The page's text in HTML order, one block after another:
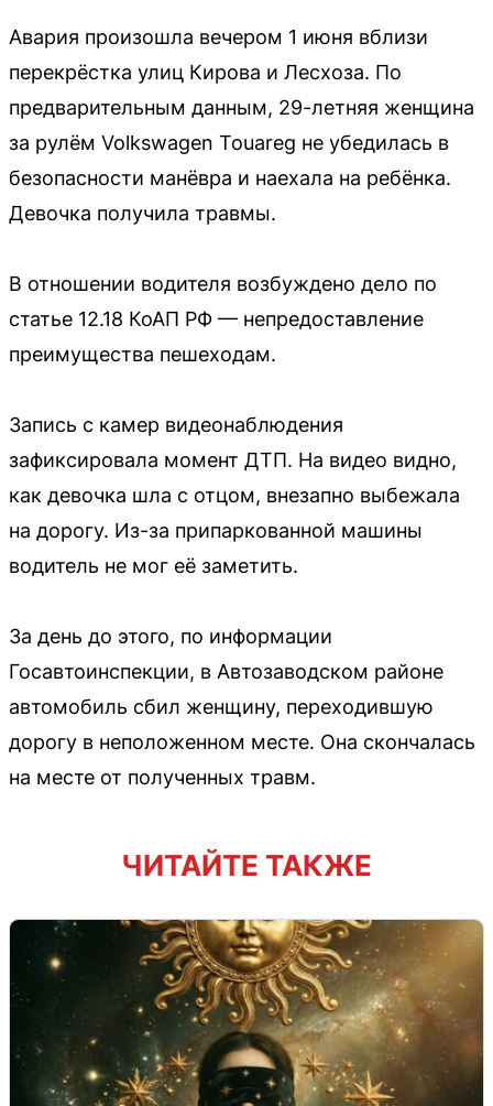
Авария произошла вечером 1 июня вблизи
перекрёстка улиц Кирова и Лесхоза. По
предварительным данным, 29-летняя женщина
за рулём Volkswagen Touareg не убедилась в
безопасности манёвра и наехала на ребёнка.
Девочка получила травмы.
В отношении водителя возбуждено дело по
статье 12.18 КоАП РФ — непредоставление
преимущества пешеходам.
Запись с камер видеонаблюдения
зафиксировала момент ДТП. На видео видно,
как девочка шла с отцом, внезапно выбежала
на дорогу. Из-за припаркованной машины
водитель не мог её заметить.
За день до этого, по информации
Госавтоинспекции, в Автозаводском районе
автомобиль сбил женщину, переходившую
дорогу в неположенном месте. Она скончалась
на месте от полученных травм.
ЧИТАЙТЕ ТАКЖЕ